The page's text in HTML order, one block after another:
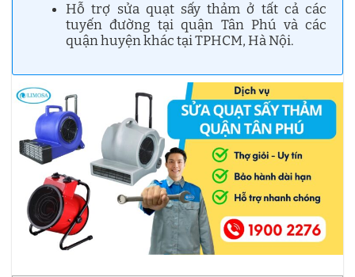
Hỗ trợ sửa quạt sấy thảm ở tất cả các
tuyến đường tại quận Tân Phú và các
quận huyện khác tại TPHCM, Hà Nội.